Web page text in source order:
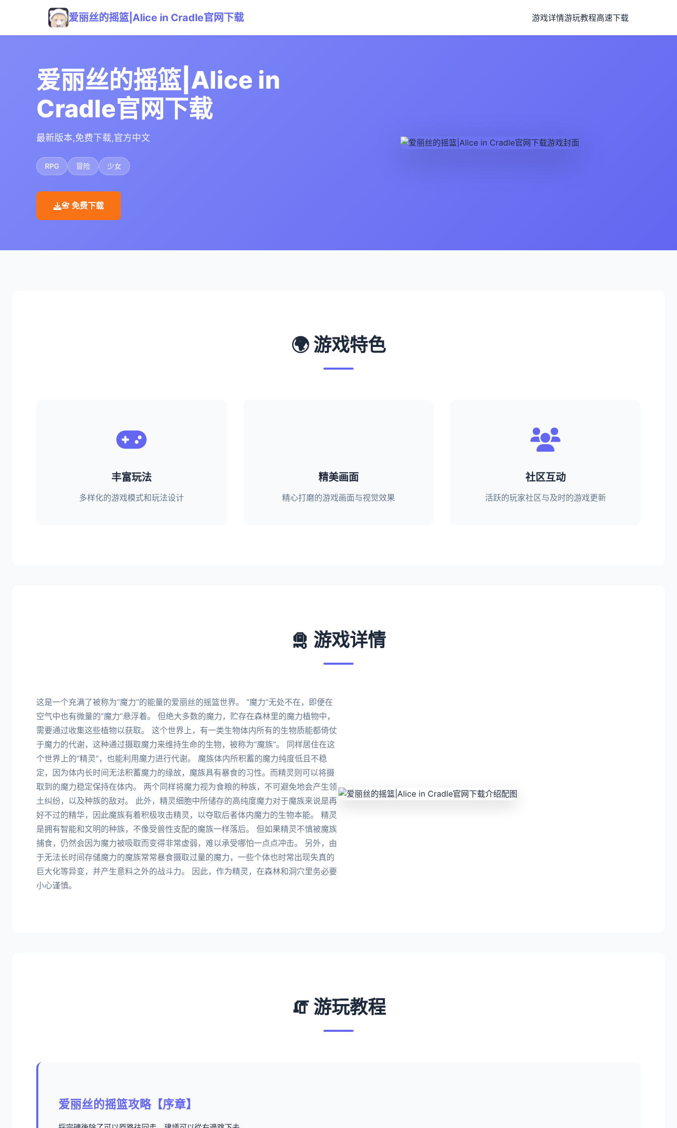
爱丽丝的摇篮|Alice in Cradle官网下载 游戏详情游玩教程高速下载
爱丽丝的摇篮|Alice in
Cradle官网下载
最新版本,免费下载,官方中文
RPG 冒险 少女
📇 免费下载
🌍 游戏特色
丰富玩法
多样化的游戏模式和玩法设计
精美画面
精心打磨的游戏画面与视觉效果
社区互动
活跃的玩家社区与及时的游戏更新
🛅 游戏详情
这是一个充满了被称为“魔力”的能量的爱丽丝的摇篮世界。 “魔力”无处不在，即便在
空气中也有微量的“魔力”悬浮着。 但绝大多数的魔力，贮存在森林里的魔力植物中，
需要通过收集这些植物以获取。 这个世界上，有一类生物体内所有的生物质能都倚仗
于魔力的代谢，这种通过摄取魔力来维持生命的生物，被称为“魔族”。 同样居住在这
个世界上的“精灵”，也能利用魔力进行代谢。 魔族体内所积蓄的魔力纯度低且不稳
定，因为体内长时间无法积蓄魔力的缘故，魔族具有暴食的习性。而精灵则可以将摄
取到的魔力稳定保持在体内。 两个同样将魔力视为食粮的种族，不可避免地会产生领
土纠纷，以及种族的敌对。 此外，精灵细胞中所储存的高纯度魔力对于魔族来说是再
好不过的精华，因此魔族有着积极攻击精灵，以夺取后者体内魔力的生物本能。 精灵
是拥有智能和文明的种族，不像受兽性支配的魔族一样落后。 但如果精灵不慎被魔族
捕食，仍然会因为魔力被吸取而变得非常虚弱，难以承受哪怕一点点冲击。 另外，由
于无法长时间存储魔力的魔族常常暴食摄取过量的魔力，一些个体也时常出现失真的
巨大化等异变，并产生意料之外的战斗力。 因此，作为精灵，在森林和洞穴里务必要
小心谨慎。
🧯 游玩教程
爱丽丝的摇篮攻略【序章】